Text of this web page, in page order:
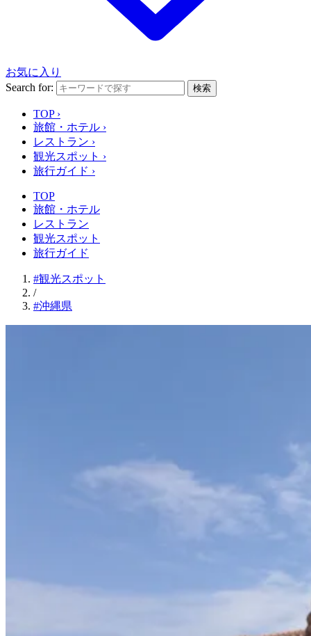
お気に入り
Search for:
検索
TOP ›
旅館・ホテル ›
レストラン ›
観光スポット ›
旅行ガイド ›
TOP
旅館・ホテル
レストラン
観光スポット
旅行ガイド
#観光スポット
/
#沖縄県